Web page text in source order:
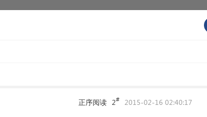
正序阅读 2# 2015-02-16 02:40:17